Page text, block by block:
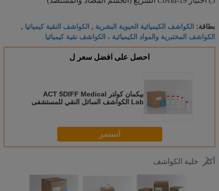
بطاقة: الكواشف الكيميائية الحيوية البشرية , الكواشف النقية كيميائيا ,
الكواشف المختبرية والمواد الكيميائية ، الكواشف نقية كيميائيا
احصل على افضل سعر ل
بيكمان كولتر ACT 5DIFF Medical
Lab الكواشف السائل النقي للمستشفى
استمر
أكثر خلية الكواشف